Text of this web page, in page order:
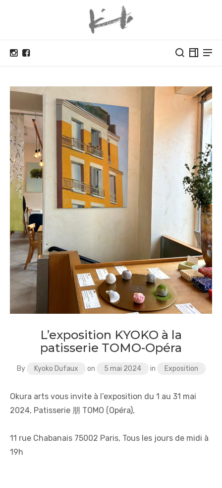
L’exposition KYOKO à la
patisserie TOMO-Opéra
By Kyoko Dufaux on 5 mai 2024 in Exposition
Okura arts vous invite à l’exposition du 1 au 31 mai
2024, Patisserie 朋 TOMO (Opéra),
11 rue Chabanais 75002 Paris, Tous les jours de midi à
19h